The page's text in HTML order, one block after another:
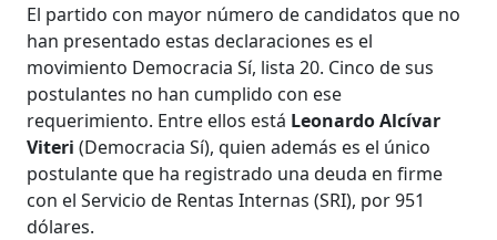
El partido con mayor número de candidatos que no
han presentado estas declaraciones es el
movimiento Democracia Sí, lista 20. Cinco de sus
postulantes no han cumplido con ese
requerimiento. Entre ellos está Leonardo Alcívar
Viteri (Democracia Sí), quien además es el único
postulante que ha registrado una deuda en firme
con el Servicio de Rentas Internas (SRI), por 951
dólares.